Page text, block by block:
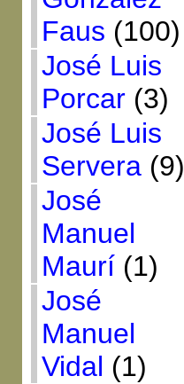
Faus (100)
José Luis
Porcar(3)
José Luis
Servera(9)
José
Manuel
Maurí(1)
José
Manuel
Vidal (1)